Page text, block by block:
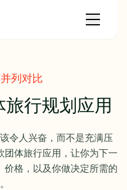
列对比
旅行规划应用
令人兴奋，而不是充满压
团体旅行应用，让你为下一
价格，以及你做决定所需的